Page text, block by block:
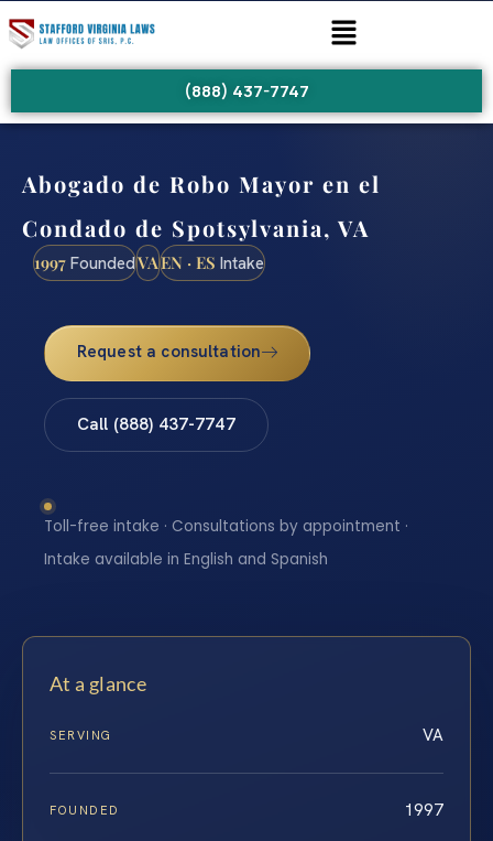
(888) 437-7747
Abogado de Robo Mayor en el
Condado de Spotsylvania, VA
1997 FoundedVAEN · ES Intake
Request a consultation
Call (888) 437-7747
Toll-free intake · Consultations by appointment ·
Intake available in English and Spanish
At a glance
SERVING VA
FOUNDED 1997